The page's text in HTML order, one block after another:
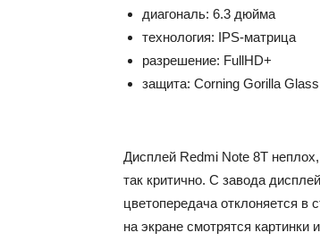
диагональ: 6.3 дюйма
технология: IPS-матрица
разрешение: FullHD+
защита: Corning Gorilla
Дисплей Redmi Note 8T
так критично. С завода
цветопередача отклоняется в
на экране смотрятся